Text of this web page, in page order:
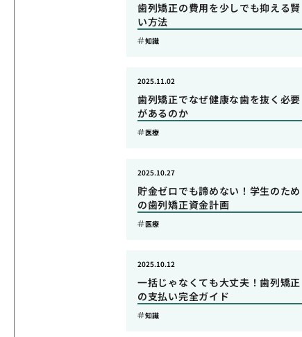
歯列矯正の費用を少しでも抑える賢
い方法
知識
歯列矯正でなぜ健康な歯を抜く必要
があるのか
2025.11.02
医療
貯金ゼロでも諦めない！学生のため
の歯列矯正資金計画
2025.10.27
医療
一括じゃなくても大丈夫！歯列矯正
の支払い完全ガイド
2025.10.12
知識